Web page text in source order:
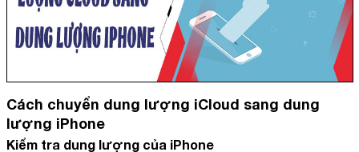
Cách chuyển dung lượng iCloud sang dung
lượng iPhone
Kiểm tra dung lượng của iPhone